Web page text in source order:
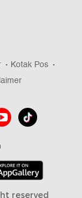
Kotak Pos
reserved